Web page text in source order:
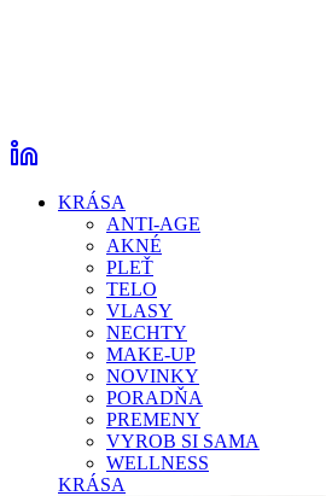
KRÁSA
ANTI-AGE
AKNÉ
PLEŤ
TELO
VLASY
NECHTY
MAKE-UP
NOVINKY
PORADŇA
PREMENY
VYROB SI SAMA
WELLNESS
KRÁSA